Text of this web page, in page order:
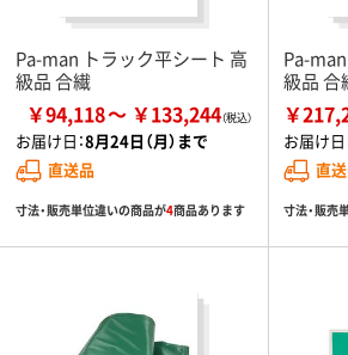
Pa-man トラック平シート 高
級品 合繊
￥94,118 ￥133,244
お届け日：8月24日（月）まで
直送品
寸法・販売単位違いの商品が4商品あります
Pa-
級品 合
￥
お届け日
直
寸法・販売